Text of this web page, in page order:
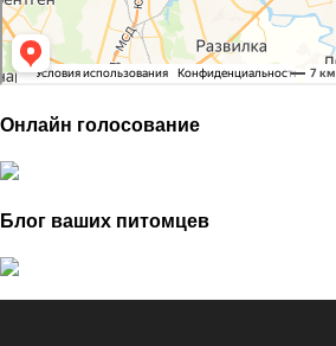
Онлайн голосование
Блог ваших питомцев